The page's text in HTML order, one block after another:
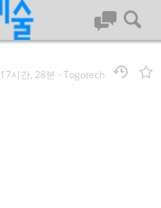
시간, 28분 -Togotech